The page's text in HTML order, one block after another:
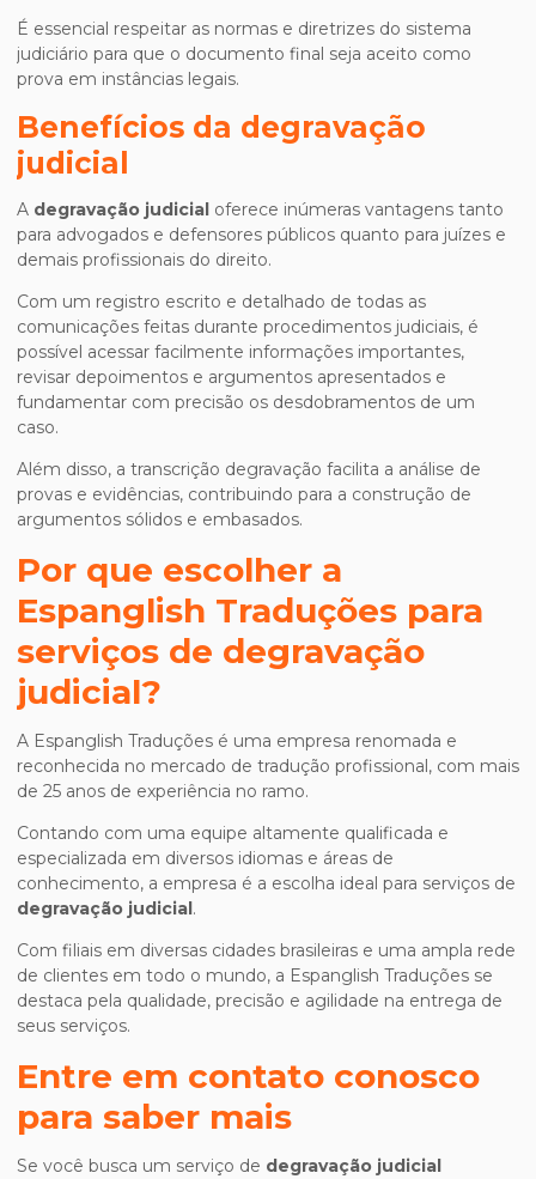
É essencial respeitar as normas e diretrizes do sistema
judiciário para que o documento final seja aceito como
prova em instâncias legais.
Benefícios da degravação
judicial
A degravação judicial oferece inúmeras vantagens tanto
para advogados e defensores públicos quanto para juízes e
demais profissionais do direito.
Com um registro escrito e detalhado de todas as
comunicações feitas durante procedimentos judiciais, é
possível acessar facilmente informações importantes,
revisar depoimentos e argumentos apresentados e
fundamentar com precisão os desdobramentos de um
caso.
Além disso, a transcrição degravação facilita a análise de
provas e evidências, contribuindo para a construção de
argumentos sólidos e embasados.
Por que escolher a
Espanglish Traduções para
serviços de degravação
judicial?
A Espanglish Traduções é uma empresa renomada e
reconhecida no mercado de tradução profissional, com mais
de 25 anos de experiência no ramo.
Contando com uma equipe altamente qualificada e
especializada em diversos idiomas e áreas de
conhecimento, a empresa é a escolha ideal para serviços de
degravação judicial.
Com filiais em diversas cidades brasileiras e uma ampla rede
de clientes em todo o mundo, a Espanglish Traduções se
destaca pela qualidade, precisão e agilidade na entrega de
seus serviços.
Entre em contato conosco
para saber mais
Se você busca um serviço de degravação judicial